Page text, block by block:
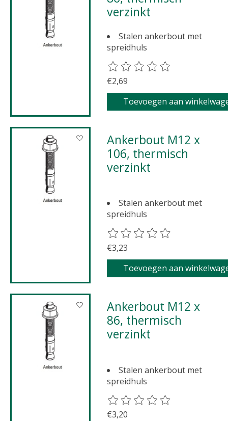
verzinkt
Stalen ankerbout met
spreidhuls
De beoordeling van dit
€2,69
Toevoegen aan
Ankerbout M12 x
106, thermisch
verzinkt
Stalen ankerbout met
spreidhuls
De beoordeling van dit
€3,23
Toevoegen aan
Ankerbout M12 x
86, thermisch
verzinkt
Stalen ankerbout met
spreidhuls
De beoordeling van dit
€3,20